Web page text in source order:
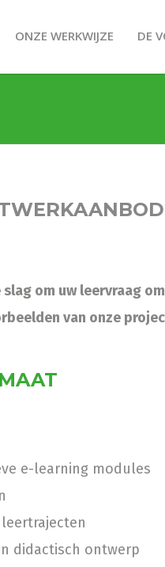
ONZE WERKWIJZE DE
om uw leervraag
van onze
e-learning modules
didactisch ontwerp